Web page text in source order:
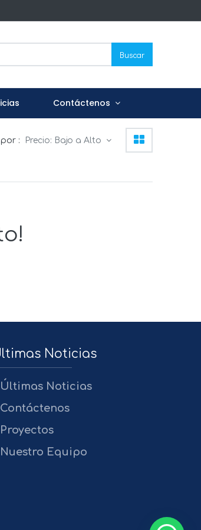
Buscar
Contáctenos
: Precio: Bajo a Alto
Noticias
Últimas Noticias
Contáctenos
Proyectos
Nuestro Equipo